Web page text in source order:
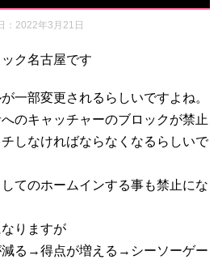
： 2022年3月21日
ク名古屋です
一部変更されるらしいですよね。
のキャッチャーのブロックが禁止
しなければならなくなるらしいで
てのホームインする事も禁止にな
りますが
減る→得点が増える→シーソーゲー